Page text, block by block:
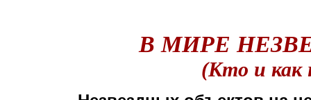
В МИРЕ
(Кто и как